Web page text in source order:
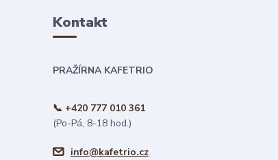
Kontakt
PRAŽÍRNA KAFETRIO
📞 +420 777 010 361
(Po-Pá, 8-18 hod.)
info@kafetrio.cz